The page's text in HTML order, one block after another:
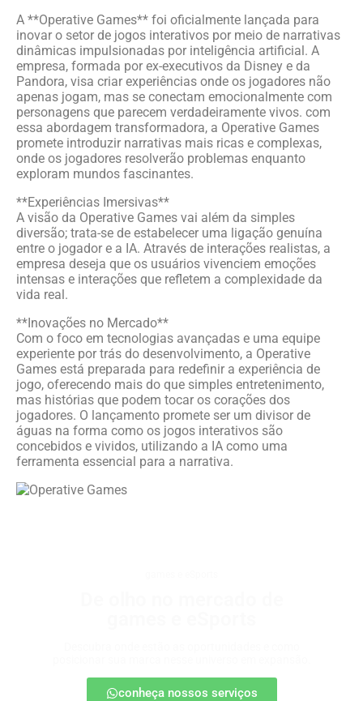
A **Operative Games** foi oficialmente lançada para
inovar o setor de jogos interativos por meio de narrativas
dinâmicas impulsionadas por inteligência artificial. A
empresa, formada por ex-executivos da Disney e da
Pandora, visa criar experiências onde os jogadores não
apenas jogam, mas se conectam emocionalmente com
personagens que parecem verdadeiramente vivos. com
essa abordagem transformadora, a Operative Games
promete introduzir narrativas mais ricas e complexas,
onde os jogadores resolverão problemas enquanto
exploram mundos fascinantes.
**Experiências Imersivas**
A visão da Operative Games vai além da simples
diversão; trata-se de estabelecer uma ligação genuína
entre o jogador e a IA. Através de interações realistas, a
empresa deseja que os usuários vivenciem emoções
intensas e interações que refletem a complexidade da
vida real.
**Inovações no Mercado**
Com o foco em tecnologias avançadas e uma equipe
experiente por trás do desenvolvimento, a Operative
Games está preparada para redefinir a experiência de
jogo, oferecendo mais do que simples entretenimento,
mas histórias que podem tocar os corações dos
jogadores. O lançamento promete ser um divisor de
águas na forma como os jogos interativos são
concebidos e vividos, utilizando a IA como uma
ferramenta essencial para a narrativa.
conheça nossos serviços